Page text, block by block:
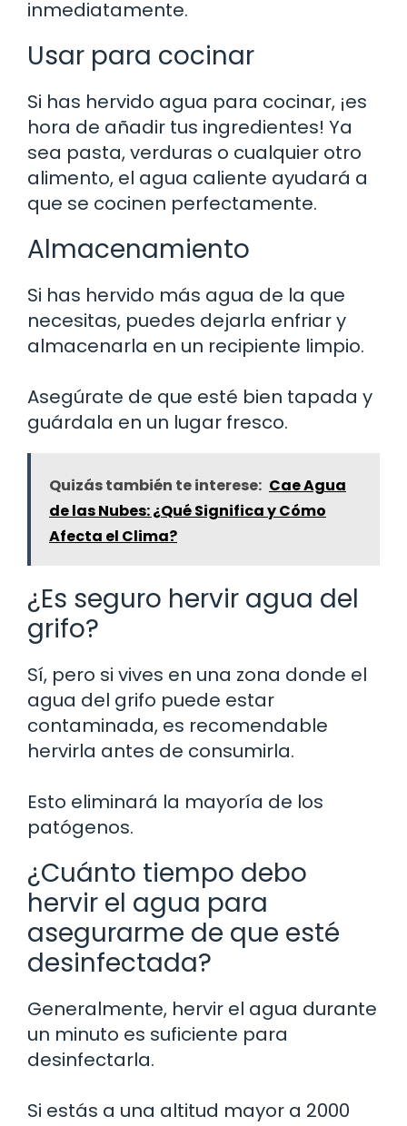
inmediatamente.
Usar para cocinar
Si has hervido agua para cocinar, ¡es
hora de añadir tus ingredientes! Ya
sea pasta, verduras o cualquier otro
alimento, el agua caliente ayudará a
que se cocinen perfectamente.
Almacenamiento
Si has hervido más agua de la que
necesitas, puedes dejarla enfriar y
almacenarla en un recipiente limpio.
Asegúrate de que esté bien tapada y
guárdala en un lugar fresco.
Quizás también te interese: Cae Agua
de las Nubes: ¿Qué Significa y Cómo
Afecta el Clima?
¿Es seguro hervir agua del
grifo?
Sí, pero si vives en una zona donde el
agua del grifo puede estar
contaminada, es recomendable
hervirla antes de consumirla.
Esto eliminará la mayoría de los
patógenos.
¿Cuánto tiempo debo
hervir el agua para
asegurarme de que esté
desinfectada?
Generalmente, hervir el agua durante
un minuto es suficiente para
desinfectarla.
Si estás a una altitud mayor a 2000